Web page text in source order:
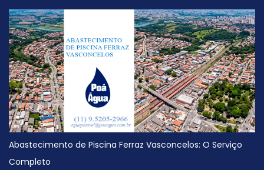
Abastecimento de Piscina Ferraz Vasconcelos: O Serviço
Completo